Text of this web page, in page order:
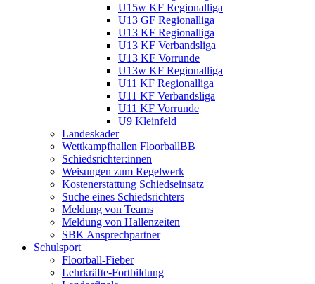
U15w KF Regionalliga
U13 GF Regionalliga
U13 KF Regionalliga
U13 KF Verbandsliga
U13 KF Vorrunde
U13w KF Regionalliga
U11 KF Regionalliga
U11 KF Verbandsliga
U11 KF Vorrunde
U9 Kleinfeld
Landeskader
Wettkampfhallen FloorballBB
Schiedsrichter:innen
Weisungen zum Regelwerk
Kostenerstattung Schiedseinsatz
Suche eines Schiedsrichters
Meldung von Teams
Meldung von Hallenzeiten
SBK Ansprechpartner
Schulsport
Floorball-Fieber
Lehrkräfte-Fortbildung